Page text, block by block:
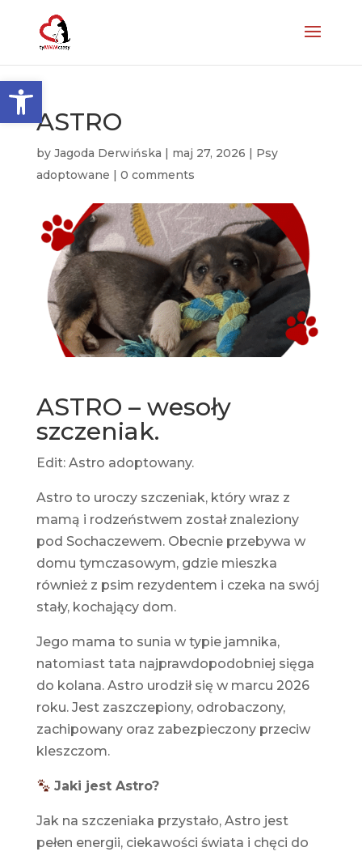
Otwórz pasek narzędzi
ASTRO
by Jagoda Derwińska | maj 27, 2026 | Psy
adoptowane | 0 comments
ASTRO – wesoły
szczeniak.
Edit: Astro adoptowany.
Astro to uroczy szczeniak, który wraz z
mamą i rodzeństwem został znaleziony
pod Sochaczewem. Obecnie przebywa w
domu tymczasowym, gdzie mieszka
również z psim rezydentem i czeka na swój
stały, kochający dom.
Jego mama to sunia w typie jamnika,
natomiast tata najprawdopodobniej sięga
do kolana. Astro urodził się w marcu 2026
roku. Jest zaszczepiony, odrobaczony,
zachipowany oraz zabezpieczony przeciw
kleszczom.
Jaki jest Astro?
Jak na szczeniaka przystało, Astro jest
pełen energii, ciekawości świata i chęci do